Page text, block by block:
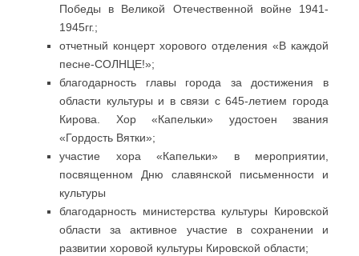
Победы в Великой Отечественной войне 1941-
1945гг.;
отчетный концерт хорового отделения «В каждой
песне-СОЛНЦЕ!»;
благодарность главы города за достижения в
области культуры и в связи с 645-летием города
Кирова. Хор «Капельки» удостоен звания
«Гордость Вятки»;
участие хора «Капельки» в мероприятии,
посвященном Дню славянской письменности и
культуры
благодарность министерства культуры Кировской
области за активное участие в сохранении и
развитии хоровой культуры Кировской области;